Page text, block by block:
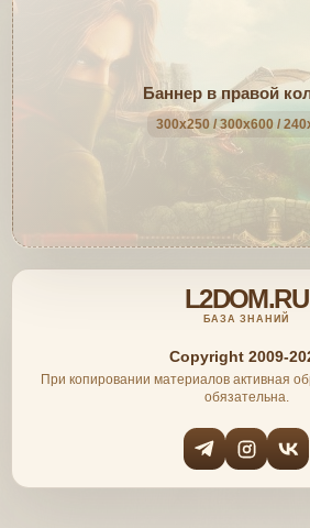
Баннер в правой
300x250 / 300x600 /
L2DOM.RU
БАЗА ЗНАНИЙ
Copyright 2009-
При копировании материалов активная
обязательна.